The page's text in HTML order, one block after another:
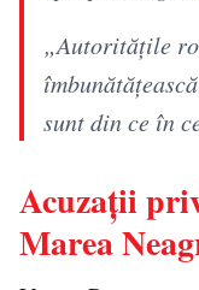
„Autoritățile
sunt din ce în
Acuzații
Marea